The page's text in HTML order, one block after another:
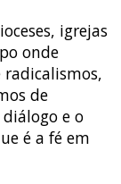
igrejas
onde
de
e o
é a fé em